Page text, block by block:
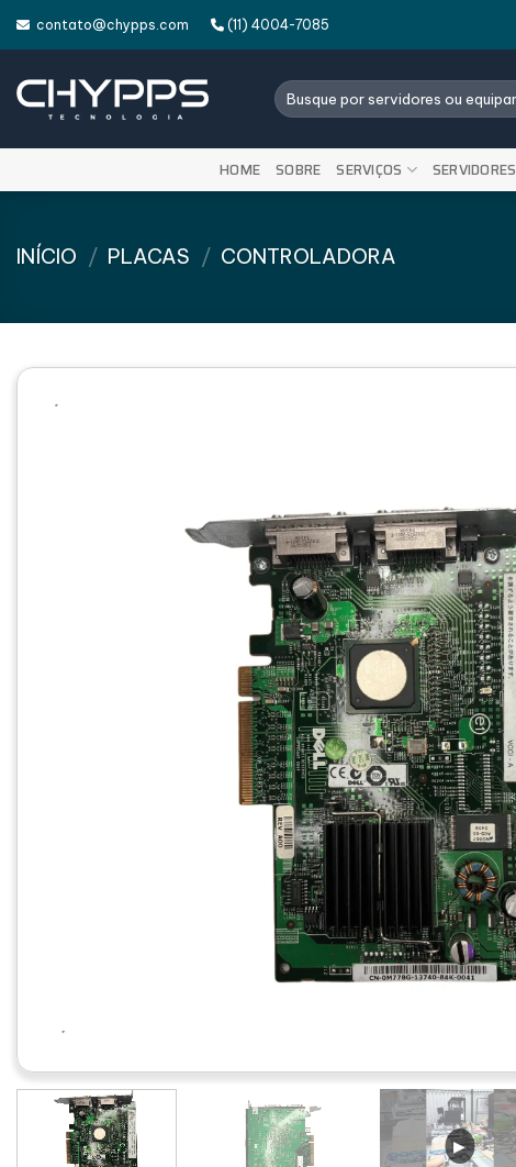
contato@chypps.com (11) 4004-7085
Pesquisar
por:
HOME SOBRE SERVIÇOS SERVIDORES
INÍCIO / PLACAS / CONTROLADORA